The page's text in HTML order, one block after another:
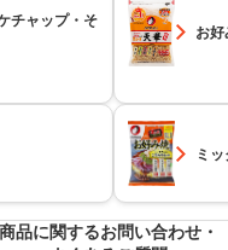
チャップ・そ
お
ミ
商品に関するお問い合わせ・